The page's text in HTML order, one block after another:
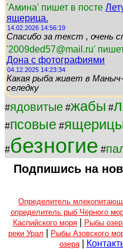
'Амина' пишет в посте
ящерица.
14.02.2026 14:56:19
Спасибо за текст , очень
'2009ded57@mail.ru'
Дона с фотографиями
04.12.2025 14:23:34
Какая рыба живет в
селедку
#ядовитые #жабы #
#псовые #
#безногие #
Подпишись на
Определитель
определитель рыб Чёрного
Каспийского моря
Рыбы
реки Урал
Рыбы Азовского
озера|